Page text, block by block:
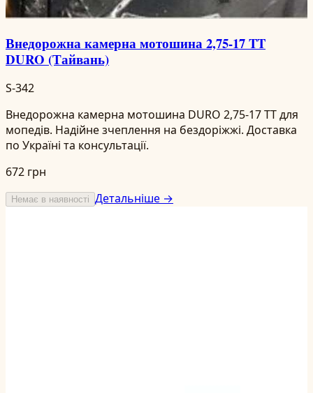
Внедорожна камерна мотошина 2,75-17 TT
DURO (Тайвань)
S-342
Внедорожна камерна мотошина DURO 2,75-17 TT для
мопедів. Надійне зчеплення на бездоріжжі. Доставка
по Україні та консультації.
672 грн
Немає в наявності Детальніше →